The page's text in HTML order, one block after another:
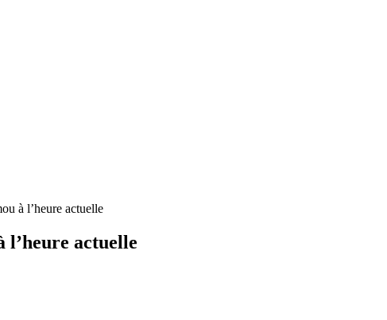
à l’heure actuelle
l’heure actuelle